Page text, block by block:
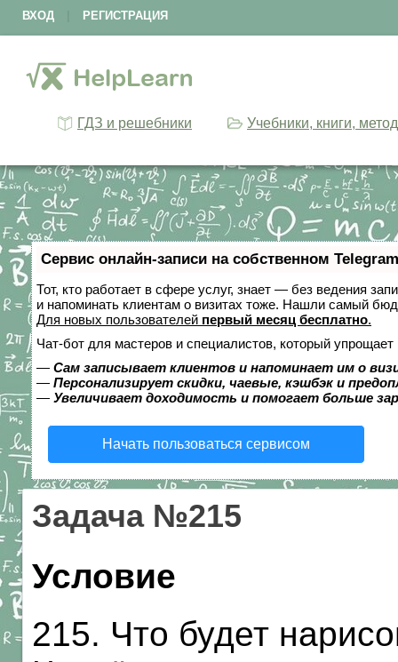
ВХОД РЕГИСТРАЦИЯ
ГДЗ и решебники Учебники, книги,
Сервис онлайн-записи на собственном
Тот, кто работает в сфере услуг, знает — без ведения
и напоминать клиентам о визитах тоже. Нашли самый
Для новых пользователей первый месяц бесплатно.
Чат-бот для мастеров и специалистов, который упрощает
— Сам записывает клиентов и напоминает им о
— Персонализирует скидки, чаевые, кэшбэк и
— Увеличивает доходимость и помогает больше
Начать пользоваться сервисом
Задача №215
Условие
215. Что будет